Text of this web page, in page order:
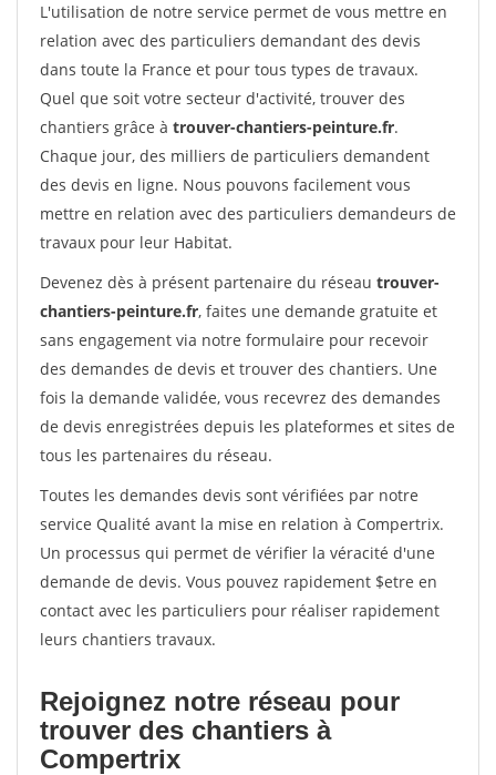
L'utilisation de notre service permet de vous mettre en
relation avec des particuliers demandant des devis
dans toute la France et pour tous types de travaux.
Quel que soit votre secteur d'activité, trouver des
chantiers grâce à trouver-chantiers-peinture.fr.
Chaque jour, des milliers de particuliers demandent
des devis en ligne. Nous pouvons facilement vous
mettre en relation avec des particuliers demandeurs de
travaux pour leur Habitat.
Devenez dès à présent partenaire du réseau trouver-
chantiers-peinture.fr, faites une demande gratuite et
sans engagement via notre formulaire pour recevoir
des demandes de devis et trouver des chantiers. Une
fois la demande validée, vous recevrez des demandes
de devis enregistrées depuis les plateformes et sites de
tous les partenaires du réseau.
Toutes les demandes devis sont vérifiées par notre
service Qualité avant la mise en relation à Compertrix.
Un processus qui permet de vérifier la véracité d'une
demande de devis. Vous pouvez rapidement $etre en
contact avec les particuliers pour réaliser rapidement
leurs chantiers travaux.
Rejoignez notre réseau pour
trouver des chantiers à
Compertrix